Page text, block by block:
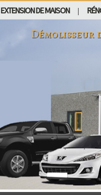
EXTENSION DE MAISON
Démolisseur